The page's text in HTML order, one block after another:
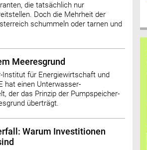
die tatsächlich nur
Doch die Mehrheit der
schummeln oder tarnen und
Meeresgrund
Institut für Energiewirtschaft und
hat einen Unterwasser-
der das Prinzip der Pumpspeicher-
überträgt.
Warum Investitionen